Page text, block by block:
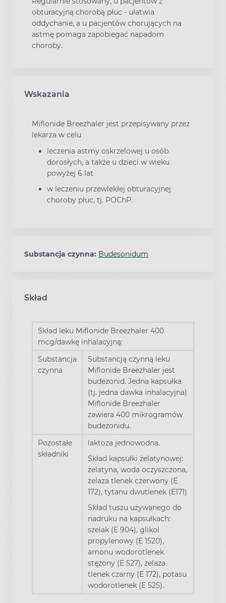
obturacyjną chorobą płuc - ułatwia
oddychanie, a u pacjentów chorujących na
astmę pomaga zapobiegać napadom
choroby.
Wskazania
Miflonide Breezhaler jest przepisywany przez
lekarza w celu
leczenia astmy oskrzelowej u osób
dorosłych, a także u dzieci w wieku
powyżej 6 lat
w leczeniu przewlekłej obturacyjnej
choroby płuc, tj. POChP.
Substancja czynna: Budesonidum
Skład
Skład leku Miflonide Breezhaler 400
mcg/dawkę inhalacyjną:
Substancja
czynna
Substancją czynną leku
Miflonide Breezhaler jest
budezonid. Jedna kapsułka
(tj. jedna dawka inhalacyjna)
Miflonide Breezhaler
zawiera 400 mikrogramów
budezonidu.
Pozostałe
składniki
laktoza jednowodna.
Skład kapsułki żelatynowej:
żelatyna, woda oczyszczona,
żelaza tlenek czerwony (E
172), tytanu dwutlenek (E171)
Skład tuszu używanego do
nadruku na kapsułkach:
szelak (E 904), glikol
propylenowy (E 1520),
amonu wodorotlenek
stężony (E 527), żelaza
tlenek czarny (E 172), potasu
wodorotlenek (E 525).